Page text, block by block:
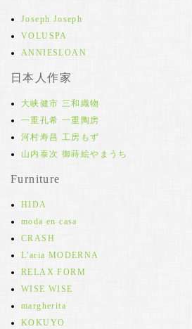
Joseph Joseph
VOLUSPA
ANNIESLOAN
日本人作家
大峡健市 三和織物
一重孔希 一重陶房
河村寿昌 工房もず
山内泰次 御蒔絵やまうち
Furniture
HIDA
moda en casa
CRASH
L'aria MODERNA
RELAX FORM
WISE WISE
margherita
KOKUYO